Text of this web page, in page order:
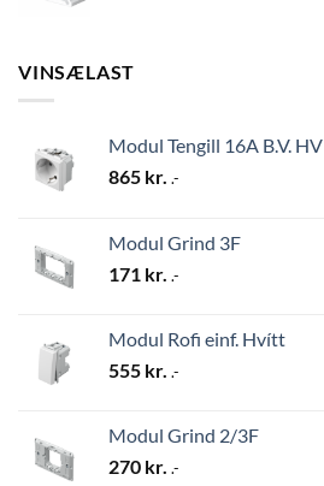
VINSÆLAST
Modul Tengill 16A B.V. HV
865 kr. .-
Modul Grind 3F
171 kr. .-
Modul Rofi einf. Hvítt
555 kr. .-
Modul Grind 2/3F
270 kr. .-